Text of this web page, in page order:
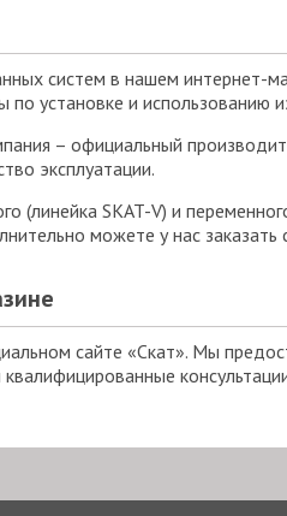
систем в нашем интернет-
установке и использованию
– официальный
эксплуатации.
SKAT-V) и
можете у нас
сайте «Скат». Мы